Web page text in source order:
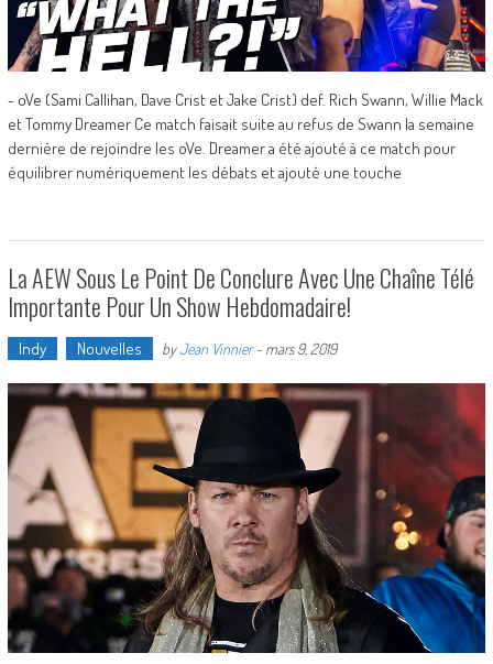
- oVe (Sami Callihan, Dave Crist et Jake Crist) def. Rich Swann, Willie Mack
et Tommy Dreamer Ce match faisait suite au refus de Swann la semaine
dernière de rejoindre les oVe. Dreamer a été ajouté à ce match pour
équilibrer numériquement les débats et ajouté une touche
La AEW Sous Le Point De Conclure Avec Une Chaîne Télé
Importante Pour Un Show Hebdomadaire!
Indy Nouvelles byJean Vinnier- mars 9, 2019